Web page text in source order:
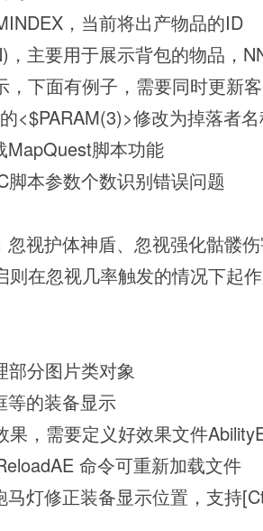
，当前将出产物品的ID
主要用于展示背包的物品，
，下面有例子，需要同时更新
<$PARAM(3)>修改为掉落者
脚本功能
本参数个数识别错误问题
视护体神盾、忽视强化骷髅
则在忽视几率触发的情况下起
部分图片类对象
的装备显示
，需要定义好效果文件
命令可重新加载文件
灯修正装备显示位置，支持